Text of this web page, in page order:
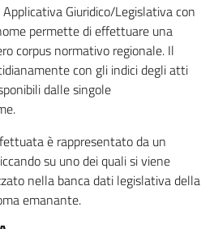
Giuridico/Legislativa con
permette di effettuare una
corpus normativo regionale. Il
con gli indici degli atti
dalle singole
è rappresentato da un
su uno dei quali si viene
nella banca dati legislativa della
emanante.